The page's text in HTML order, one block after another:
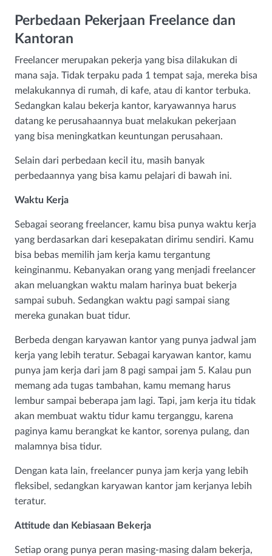
Perbedaan Pekerjaan Freelance dan
Kantoran
Freelancer merupakan pekerja yang bisa dilakukan di
mana saja. Tidak terpaku pada 1 tempat saja, mereka bisa
melakukannya di rumah, di kafe, atau di kantor terbuka.
Sedangkan kalau bekerja kantor, karyawannya harus
datang ke perusahaannya buat melakukan pekerjaan
yang bisa meningkatkan keuntungan perusahaan.
Selain dari perbedaan kecil itu, masih banyak
perbedaannya yang bisa kamu pelajari di bawah ini.
Waktu Kerja
Sebagai seorang freelancer, kamu bisa punya waktu kerja
yang berdasarkan dari kesepakatan dirimu sendiri. Kamu
bisa bebas memilih jam kerja kamu tergantung
keinginanmu. Kebanyakan orang yang menjadi freelancer
akan meluangkan waktu malam harinya buat bekerja
sampai subuh. Sedangkan waktu pagi sampai siang
mereka gunakan buat tidur.
Berbeda dengan karyawan kantor yang punya jadwal jam
kerja yang lebih teratur. Sebagai karyawan kantor, kamu
punya jam kerja dari jam 8 pagi sampai jam 5. Kalau pun
memang ada tugas tambahan, kamu memang harus
lembur sampai beberapa jam lagi. Tapi, jam kerja itu tidak
akan membuat waktu tidur kamu terganggu, karena
paginya kamu berangkat ke kantor, sorenya pulang, dan
malamnya bisa tidur.
Dengan kata lain, freelancer punya jam kerja yang lebih
fleksibel, sedangkan karyawan kantor jam kerjanya lebih
teratur.
Attitude dan Kebiasaan Bekerja
Setiap orang punya peran masing-masing dalam bekerja,